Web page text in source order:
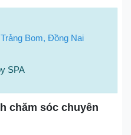
Bom, Đồng Nai
SPA
chăm sóc chuyên